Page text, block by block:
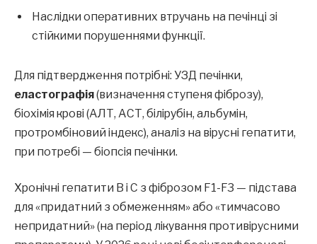
Наслідки оперативних втручань на печінці зі
стійкими порушеннями функції.
Для підтвердження потрібні: УЗД печінки,
еластографія(визначення ступеня фіброзу),
біохімія крові (АЛТ, АСТ, білірубін, альбумін,
протромбіновий індекс), аналіз на вірусні гепатити,
при потребі — біопсія печінки.
Хронічні гепатити B і C з фіброзом F1-F3 — підстава
для «придатний з обмеженням» або «тимчасово
непридатний» (на період лікування противірусними